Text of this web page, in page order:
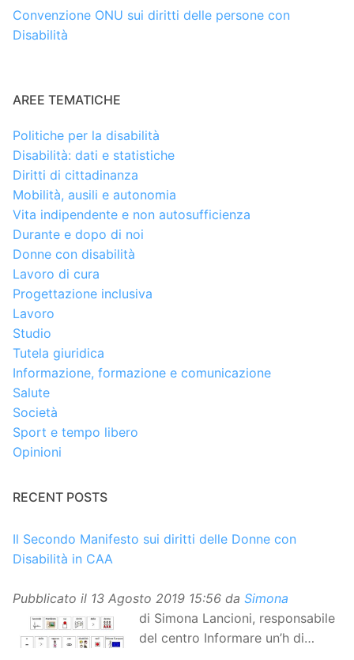
Convenzione ONU sui diritti delle persone con
Disabilità
AREE TEMATICHE
Politiche per la disabilità
Disabilità: dati e statistiche
Diritti di cittadinanza
Mobilità, ausili e autonomia
Vita indipendente e non autosufficienza
Durante e dopo di noi
Donne con disabilità
Lavoro di cura
Progettazione inclusiva
Lavoro
Studio
Tutela giuridica
Informazione, formazione e comunicazione
Salute
Società
Sport e tempo libero
Opinioni
RECENT POSTS
Il Secondo Manifesto sui diritti delle Donne con
Disabilità in CAA
Pubblicato il 13 Agosto 2019 15:56 da Simona
di Simona Lancioni, responsabile
del centro Informare un’h di